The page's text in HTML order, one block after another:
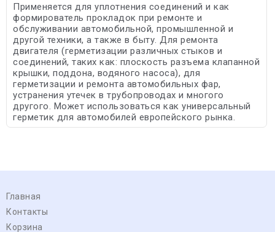
Применяется для уплотнения соединений и как
формирователь прокладок при ремонте и
обслуживании автомобильной, промышленной и
другой техники, а также в быту. Для ремонта
двигателя (герметизации различных стыков и
соединений, таких как: плоскость разъема клапанной
крышки, поддона, водяного насоса), для
герметизации и ремонта автомобильных фар,
устранения утечек в трубопроводах и многого
другого. Может использоваться как универсальный
герметик для автомобилей европейского рынка.
Главная
Контакты
Корзина